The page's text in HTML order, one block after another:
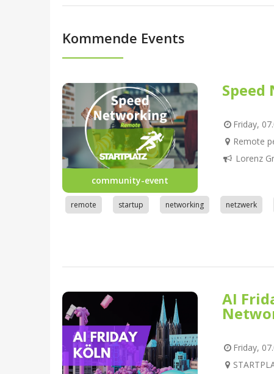
Kommende Events
community-event
Friday,
Remote
Lorenz
remote startup networking netzwerk
AI
Friday,